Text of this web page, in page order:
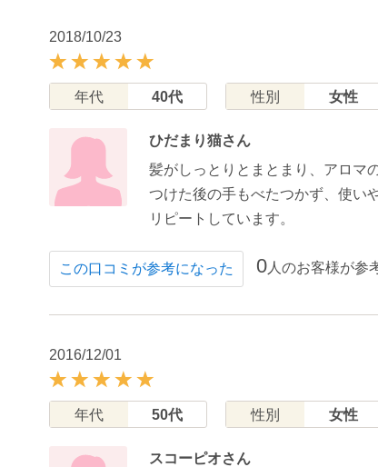
2018/10/23
年代 40代 性別 女性
ひだまり猫さん
髪がしっとりとまとまり、アロマ
つけた後の手もべたつかず、使い
リピートしています。
この口コミが参考になった 0人のお客様が参
2016/12/01
年代 50代 性別 女性
スコーピオさん